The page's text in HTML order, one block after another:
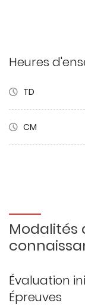
Heures
TD
CM
Modalités
Évaluation
Épreuves